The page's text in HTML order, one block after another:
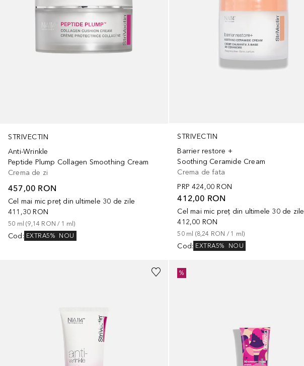
STRIVECTIN
Anti-Wrinkle
Peptide Plump Collagen Smoothing Cream
Crema de zi
457,00 RON
Cel mai mic preț din ultimele 30 de zile
411,30 RON
50 ml (9,14 RON / 1 ml)
Cod : EXTRA5% NOU
STRIVECTIN
Barrier restore +
Soothing Ceramide Cream
Crema de fata
PRP 424,00 RON
412,00 RON
Cel mai mic preț din ultimele 30 de zile
412,00 RON
50 ml (8,24 RON / 1 ml )
Cod: EXTRA5% NOU
%